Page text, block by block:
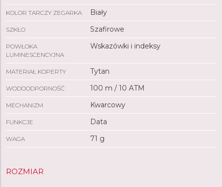
KOLOR TARCZY ZEGARKA Biały
SZKŁO Szafirowe
POWŁOKA
LUMINESCENCYJNA
Wskazówki i indeksy
MATERIAŁ KOPERTY Tytan
WODOODPORNOŚĆ 100 m / 10 ATM
MECHANIZM Kwarcowy
FUNKCJE Data
WAGA 71 g
ROZMIAR